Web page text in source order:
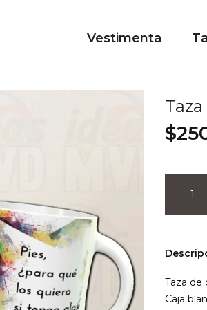
Vestimenta
$
Kahlo
cantidad
Taza de
Caja